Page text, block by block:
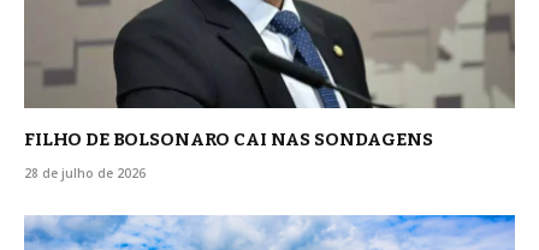
FILHO DE BOLSONARO CAI NAS SONDAGENS
28 de julho de 2026